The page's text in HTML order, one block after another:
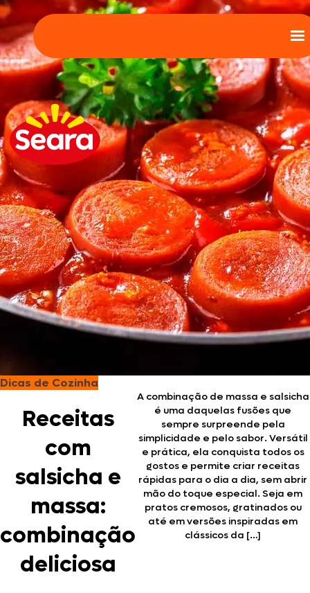
Dicas de Cozinha
Receitas
com
salsicha e
massa:
combinação
deliciosa
A combinação de massa e salsicha
é uma daquelas fusões que
sempre surpreende pela
simplicidade e pelo sabor. Versátil
e prática, ela conquista todos os
gostos e permite criar receitas
rápidas para o dia a dia, sem abrir
mão do toque especial. Seja em
pratos cremosos, gratinados ou
até em versões inspiradas em
clássicos da […]